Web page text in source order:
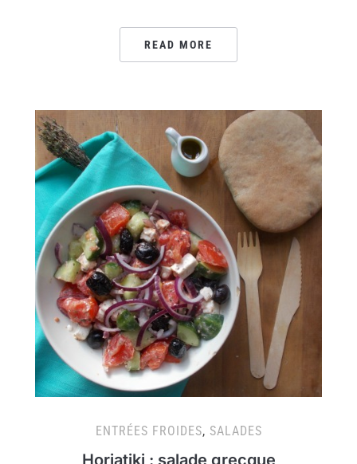
READ MORE
ENTRÉES FROIDES, SALADES
Horiatiki : salade grecque